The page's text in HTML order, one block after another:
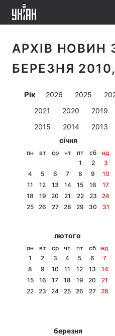
АРХІВ НОВИН
БЕРЕЗНЯ
Рік 2026 2025
2021
2020 2019
2015
2014 2013
січня
пн вт ср чт пт сб
нд
1
2
3
4
5 6 7 8 9
10
11
12 13 14 15 16
17
18
19 20 21 22 23
24
25
26 27 28 29 30 31
лютого
пн вт ср чт пт сб
нд
1
2 3 4 5 6
7
8
9 10 11 12 13
14
15
16 17 18 19 20
21
22
23 24 25 26 27 28
березня